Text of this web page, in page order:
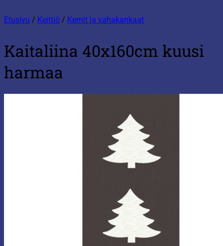
Etusivu / Keittiö / Kernit ja vahakankaat
Kaitaliina 40x160cm kuusi
harmaa